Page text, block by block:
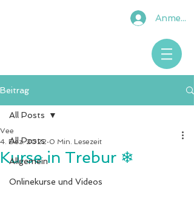
Anmelden
Beitrag
All Posts
Allgemein
Onlinekurse und Videos
All Posts
Kurse in Trebur ❄︎
Vee
4. Dez. 2022 0 Min. Lesezeit